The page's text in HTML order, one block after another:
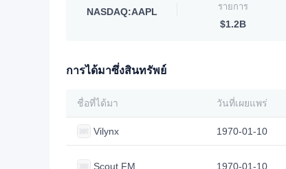
NASDAQ:AAPL
รายการ
$1.2B
การได้มาซึ่งสินทรัพย์
ชื่อที่ได้มา วันที่เผยแพร่
Vilynx 1970-01-10
Scout FM 1970-01-10